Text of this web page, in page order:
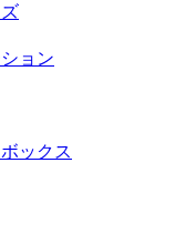
ョン
ックス